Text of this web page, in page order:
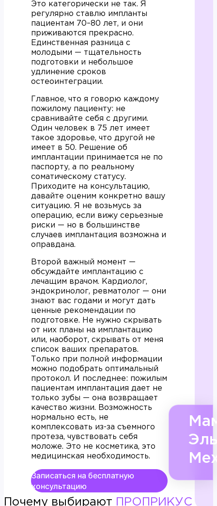
Это категорически не так. Я
регулярно ставлю импланты
пациентам 70–80 лет, и они
приживаются прекрасно.
Единственная разница с
молодыми — тщательность
подготовки и небольшое
удлинение сроков
остеоинтеграции.
Главное, что я говорю каждому
пожилому пациенту: не
сравнивайте себя с другими.
Один человек в 75 лет имеет
такое здоровье, что другой не
имеет в 50. Решение об
имплантации принимается не по
паспорту, а по реальному
соматическому статусу.
Приходите на консультацию,
давайте оценим конкретно вашу
ситуацию. Я не возьмусь за
операцию, если вижу серьезные
риски — но в большинстве
случаев имплантация возможна и
оправдана.
Второй важный момент —
обсуждайте имплантацию с
лечащим врачом. Кардиолог,
эндокринолог, ревматолог — они
знают вас годами и могут дать
ценные рекомендации по
подготовке. Не нужно скрывать
от них планы на имплантацию
или, наоборот, скрывать от меня
список ваших препаратов.
Только при полной информации
можно подобрать оптимальный
протокол. И последнее: пожилым
пациентам имплантация дает не
только зубы — она возвращает
качество жизни. Возможность
нормально есть, не
комплексовать из-за съемного
протеза, чувствовать себя
моложе. Это не косметика, это
медицинская необходимость.
Записаться на бесплатную
консультацию
Почему выбирают ПРОПРИКУС